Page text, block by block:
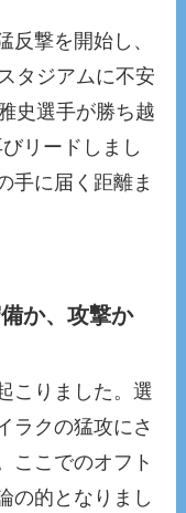
反撃を開始し、
タジアムに不安
史選手が勝ち越
リードしまし
手に届く距離ま
か、攻撃か
こりました。選
ラクの猛攻にさ
ここでのオフト
の的となりまし